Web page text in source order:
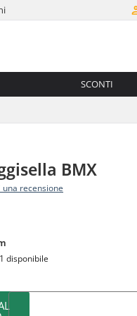
SCONTI
BMX
una recensione
disponibile